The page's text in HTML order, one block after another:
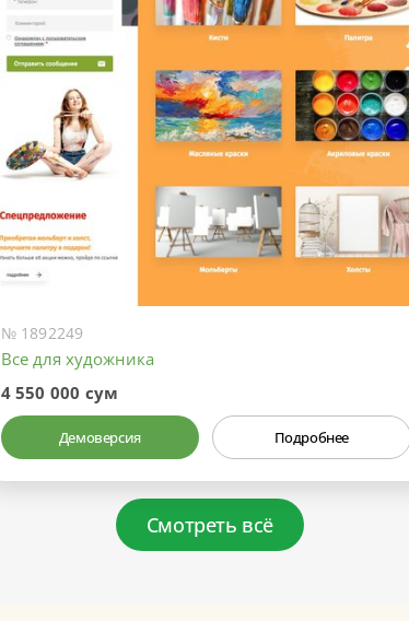
№ 1892249
Все для художника
4 550 000 сум
Демоверсия Подробнее
Смотреть всё